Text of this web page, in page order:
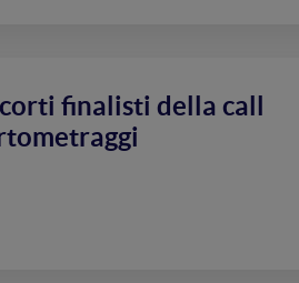
finalisti della call